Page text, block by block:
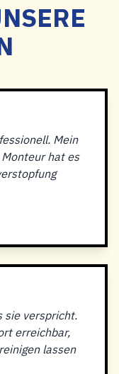
Mein
hat es
sie verspricht.
erreichbar,
lassen